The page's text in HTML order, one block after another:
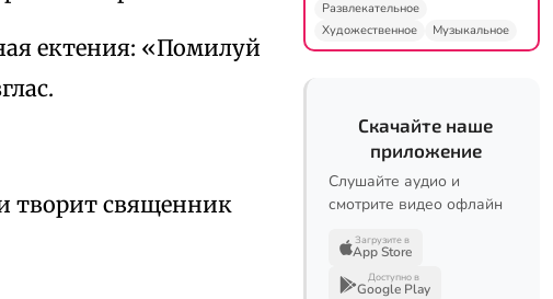
ектения: «Помилуй
творит священник
Развлекательное
Художественное
Музыкальное
Скачайте наше
приложение
Слушайте аудио и
смотрите видео офлайн
Загрузите в
App Store
Доступно в
Google Play